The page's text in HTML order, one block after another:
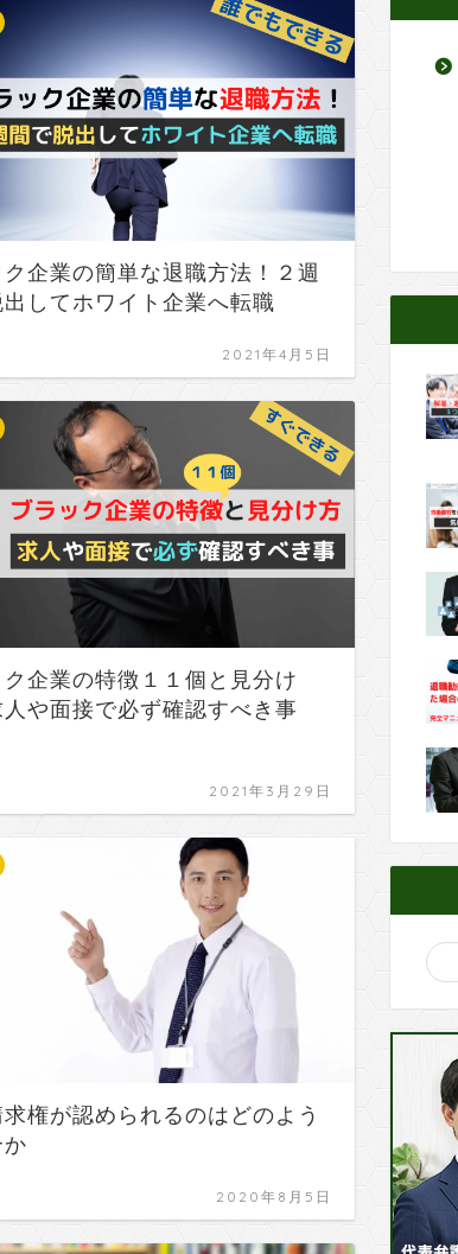
企業の簡単な退職方法！２週
出してホワイト企業へ転職
2021年4月5日
ク企業の特徴１１個と見分け
や面接で必ず確認すべき事
2021年3月29日
権が認められるのはどのよう
か
2020年8月5日